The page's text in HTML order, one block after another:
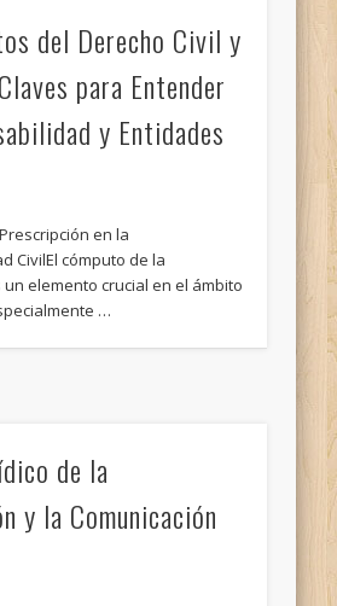
del Derecho Civil y
para Entender
y Entidades
en la
CivilEl cómputo de la
elemento crucial en el ámbito
…
de la
y la Comunicación